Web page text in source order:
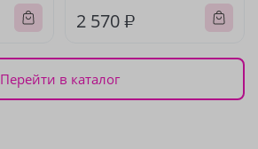
2 570 ₽
Перейти в каталог